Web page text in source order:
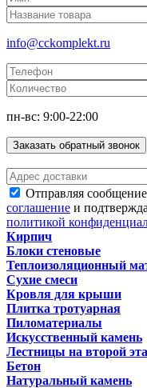
info@cckomplekt.ru
пн-вс: 9:00-22:00
Заказать обратный звонок
Отправляя
соглашение и
политикой
Кирпич
Блоки стеновые
Теплоизоляционный
Сухие смеси
Кровля для крыши
Плитка тротуарная
Пиломатериалы
Искусственный камень
Лестницы на второй
Бетон
Натуральный камень